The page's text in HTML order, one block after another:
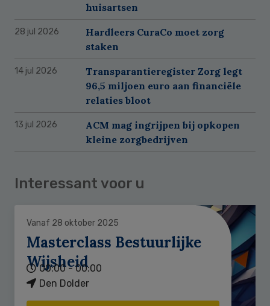
huisartsen
28 jul 2026
Hardleers CuraCo moet zorg
staken
14 jul 2026
Transparantieregister Zorg legt
96,5 miljoen euro aan financiële
relaties bloot
13 jul 2026
ACM mag ingrijpen bij opkopen
kleine zorgbedrijven
Interessant voor u
Vanaf 28 oktober 2025
Masterclass Bestuurlijke
Wijsheid
00:00 - 00:00
Den Dolder